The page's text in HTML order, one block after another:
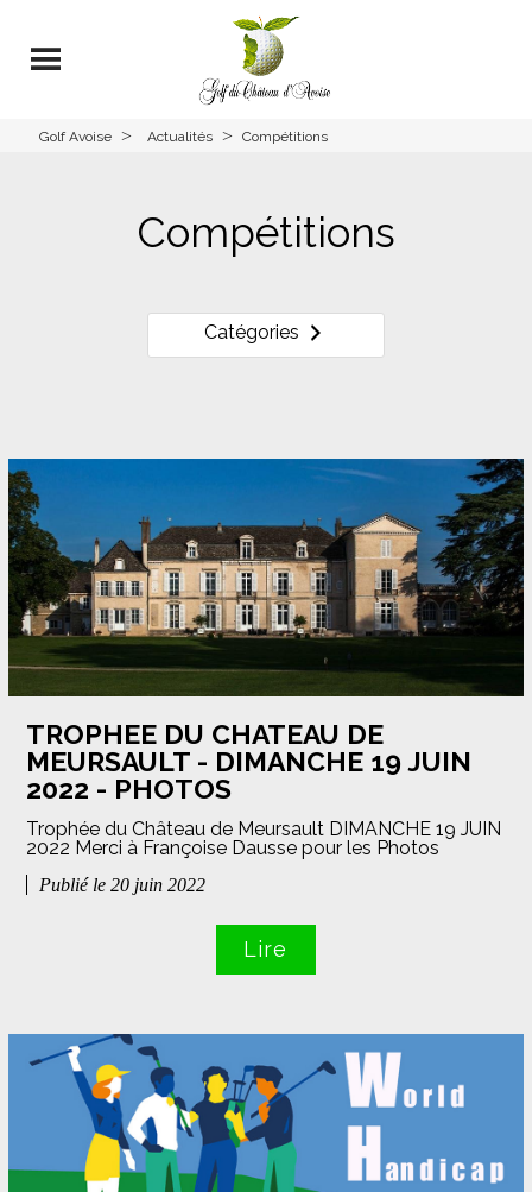
Golf Avoise > Actualités > Compétitions
Compétitions
Catégories
TROPHEE DU CHATEAU DE
MEURSAULT - DIMANCHE 19 JUIN
2022 - PHOTOS
Trophée du Château de Meursault DIMANCHE 19 JUIN
2022 Merci à Françoise Dausse pour les Photos
Publié le 20 juin 2022
Lire